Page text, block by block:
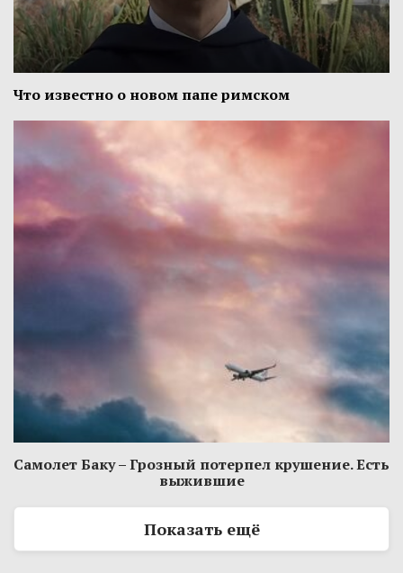
Что известно о новом папе римском
Самолет Баку – Грозный потерпел крушение. Есть
выжившие
Показать ещё